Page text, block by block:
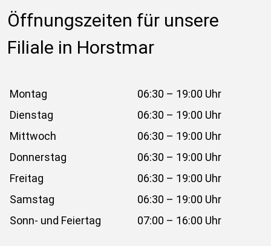
Öffnungszeiten für unsere
Filiale in Horstmar
Montag
06:30 – 19:00 Uhr
Dienstag
06:30 – 19:00 Uhr
Mittwoch
06:30 – 19:00 Uhr
Donnerstag
06:30 – 19:00 Uhr
Freitag
06:30 – 19:00 Uhr
Samstag
06:30 – 19:00 Uhr
Sonn- und Feiertag
07:00 – 16:00 Uhr